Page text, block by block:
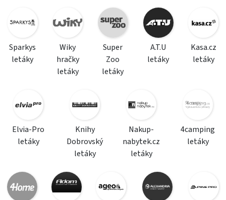
Sparkys
letáky
Wiky
hračky
letáky
Super
Zoo
letáky
A.T.U
letáky
Kasa.cz
letáky
Elvia-Pro
letáky
Knihy
Dobrovský
letáky
Nakup-
nabytek.cz
letáky
4camping
letáky